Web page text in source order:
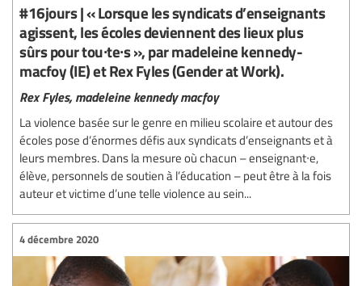
#16jours | « Lorsque les syndicats d’enseignants
agissent, les écoles deviennent des lieux plus
sûrs pour tou∙te∙s », par madeleine kennedy-
macfoy (IE) et Rex Fyles (Gender at Work).
Rex Fyles, madeleine kennedy macfoy
La violence basée sur le genre en milieu scolaire et autour des
écoles pose d’énormes défis aux syndicats d’enseignants et à
leurs membres. Dans la mesure où chacun – enseignant∙e,
élève, personnels de soutien à l’éducation – peut être à la fois
auteur et victime d’une telle violence au sein...
4 décembre 2020